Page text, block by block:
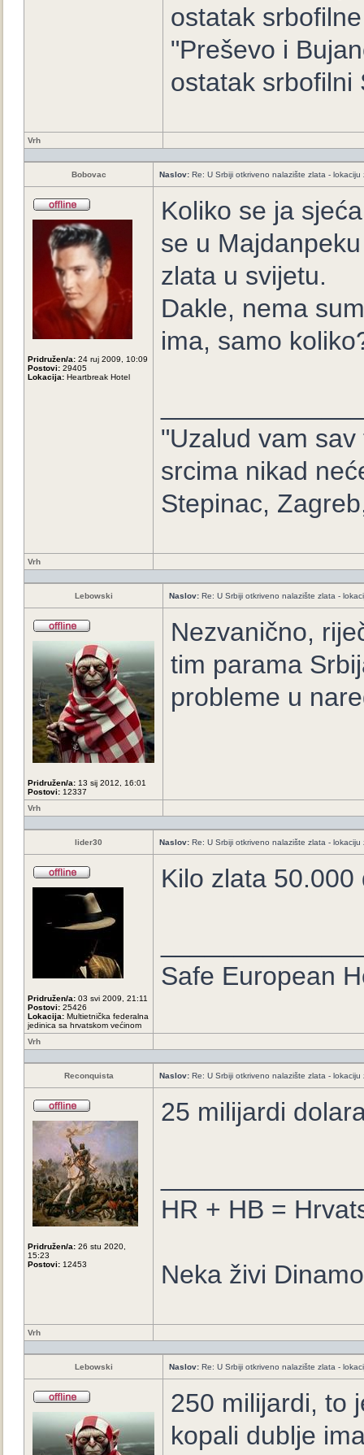
ostatak
"Preševo i
ostatak srbofilni
Vrh
Bobovac Naslov: Re: U Srbiji otkriveno nalazište zlata -
Pridružen/a: 24 ruj 2009, 10:09
Postovi: 29405
Lokacija: Heartbreak Hotel
Koliko se ja
se u
zlata u svijetu.
Dakle, nema
ima, samo
"Uzalud vam
srcima nikad
Stepinac,
Vrh
Lebowski Naslov: Re: U Srbiji otkriveno nalazište zlata -
Pridružen/a: 13 sij 2012, 16:01
Postovi: 12337
Nezvanično,
tim parama
probleme u
Vrh
lider30 Naslov: Re: U Srbiji otkriveno nalazište zlata -
Pridružen/a: 03 svi 2009, 21:11
Postovi: 25426
Lokacija: Multietnička federalna
jedinica sa hrvatskom većinom
Kilo zlata
Safe European
Vrh
Reconquista Naslov: Re: U Srbiji otkriveno nalazište zlata -
Pridružen/a: 26 stu 2020,
15:23
Postovi: 12453
25 milijardi
HR + HB =
Neka živi
Vrh
Lebowski Naslov: Re: U Srbiji otkriveno nalazište zlata -
250 milijardi, to
kopali dublje